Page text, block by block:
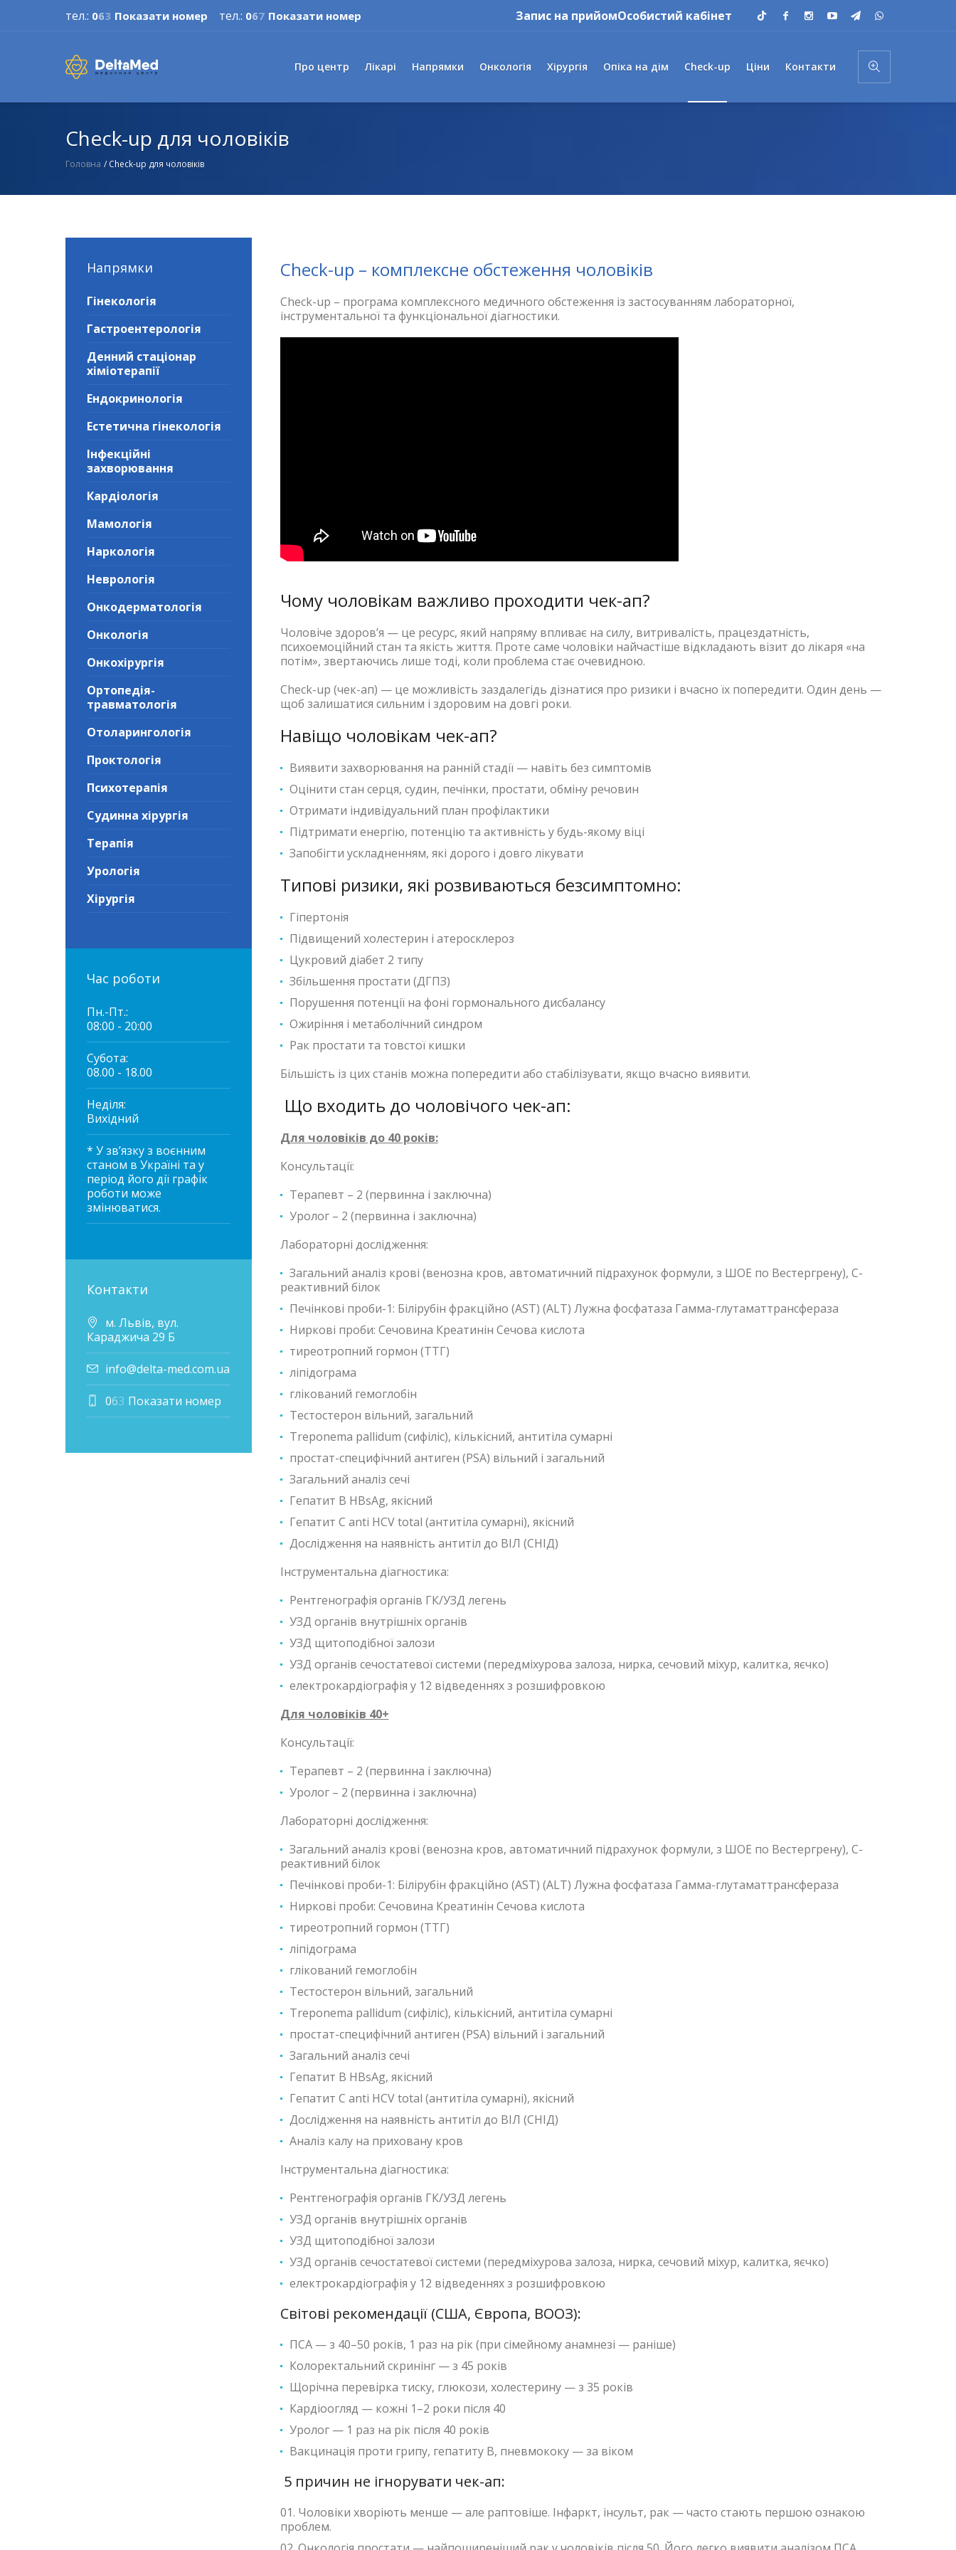
Запис на прийомОсобистий кабінет
тел.: 063 Показати номер тел.: 067 Показати номер
Про центр Лікарі Напрямки Онкологія Хірургія Опіка на дім Check-up Ціни Контакти
Check-up для чоловіків
Головна / Check-up для чоловіків
Check-up – комплексне обстеження чоловіків
Check-up – програма комплексного медичного обстеження із застосуванням лабораторної,
інструментальної та функціональної діагностики.
Чому чоловікам важливо проходити чек-ап?
Чоловіче здоров’я — це ресурс, який напряму впливає на силу, витривалість, працездатність,
психоемоційний стан та якість життя. Проте саме чоловіки найчастіше відкладають візит до лікаря «на
потім», звертаючись лише тоді, коли проблема стає очевидною.
Check-up (чек-ап) — це можливість заздалегідь дізнатися про ризики і вчасно їх попередити. Один день —
щоб залишатися сильним і здоровим на довгі роки.
Навіщо чоловікам чек-ап?
Виявити захворювання на ранній стадії — навіть без симптомів
Оцінити стан серця, судин, печінки, простати, обміну речовин
Отримати індивідуальний план профілактики
Підтримати енергію, потенцію та активність у будь-якому віці
Запобігти ускладненням, які дорого і довго лікувати
Типові ризики, які розвиваються безсимптомно:
Гіпертонія
Підвищений холестерин і атеросклероз
Цукровий діабет 2 типу
Збільшення простати (ДГПЗ)
Порушення потенції на фоні гормонального дисбалансу
Ожиріння і метаболічний синдром
Рак простати та товстої кишки
Більшість із цих станів можна попередити або стабілізувати, якщо вчасно виявити.
Що входить до чоловічого чек-ап:
Для чоловіків до 40 років:
Консультації:
Терапевт – 2 (первинна і заключна)
Уролог – 2 (первинна і заключна)
Лабораторні дослідження:
Загальний аналіз крові (венозна кров, автоматичний підрахунок формули, з ШОЕ по Вестергрену), С-
реактивний білок
Печінкові проби-1: Білірубін фракційно (AST) (ALT) Лужна фосфатаза Гамма-глутаматтрансфераза
Ниркові проби: Сечовина Креатинін Сечова кислота
тиреотропний гормон (ТТГ)
ліпідограма
глікований гемоглобін
Тестостерон вільний, загальний
Treponema pallidum (сифіліс), кількісний, антитіла сумарні
простат-специфічний антиген (PSA) вільний і загальний
Загальний аналіз сечі
Гепатит В HBsAg, якісний
Гепатит С anti HСV total (антитіла сумарні), якісний
Дослідження на наявність антитіл до ВІЛ (СНІД)
Інструментальна діагностика:
Рентгенографія органів ГК/УЗД легень
УЗД органів внутрішніх органів
УЗД щитоподібної залози
УЗД органів сечостатевої системи (передміхурова залоза, нирка, сечовий міхур, калитка, яєчко)
електрокардіографія у 12 відведеннях з розшифровкою
Для чоловіків 40+
Консультації:
Терапевт – 2 (первинна і заключна)
Уролог – 2 (первинна і заключна)
Лабораторні дослідження:
Загальний аналіз крові (венозна кров, автоматичний підрахунок формули, з ШОЕ по Вестергрену), С-
реактивний білок
Печінкові проби-1: Білірубін фракційно (AST) (ALT) Лужна фосфатаза Гамма-глутаматтрансфераза
Ниркові проби: Сечовина Креатинін Сечова кислота
тиреотропний гормон (ТТГ)
ліпідограма
глікований гемоглобін
Тестостерон вільний, загальний
Treponema pallidum (сифіліс), кількісний, антитіла сумарні
простат-специфічний антиген (PSA) вільний і загальний
Загальний аналіз сечі
Гепатит В HBsAg, якісний
Гепатит С anti HСV total (антитіла сумарні), якісний
Дослідження на наявність антитіл до ВІЛ (СНІД)
Аналіз калу на приховану кров
Інструментальна діагностика:
Рентгенографія органів ГК/УЗД легень
УЗД органів внутрішніх органів
УЗД щитоподібної залози
УЗД органів сечостатевої системи (передміхурова залоза, нирка, сечовий міхур, калитка, яєчко)
електрокардіографія у 12 відведеннях з розшифровкою
Світові рекомендації (США, Європа, ВООЗ):
ПСА — з 40–50 років, 1 раз на рік (при сімейному анамнезі — раніше)
Колоректальний скринінг — з 45 років
Щорічна перевірка тиску, глюкози, холестерину — з 35 років
Кардіоогляд — кожні 1–2 роки після 40
Уролог — 1 раз на рік після 40 років
Вакцинація проти грипу, гепатиту B, пневмококу — за віком
5 причин не ігнорувати чек-ап:
Чоловіки хворіють менше — але раптовіше. Інфаркт, інсульт, рак — часто стають першою ознакою
проблем.
Напрямки
Гінекологія
Гастроентерологія
Денний стаціонар
хіміотерапії
Ендокринологія
Естетична гінекологія
Інфекційні
захворювання
Кардіологія
Мамологія
Наркологія
Неврологія
Онкодерматологія
Онкологія
Онкохірургія
Ортопедія-
травматологія
Отоларингологія
Проктологія
Психотерапія
Судинна хірургія
Терапія
Урологія
Хірургія
Час роботи
Пн.-Пт.:
08:00 - 20:00
Субота:
08.00 - 18.00
Неділя:
Вихідний
* У зв’язку з воєнним
станом в Україні та у
період його дії графік
роботи може
змінюватися.
Контакти
м. Львів, вул.
Караджича 29 Б
info@delta-med.com.ua
063 Показати номер